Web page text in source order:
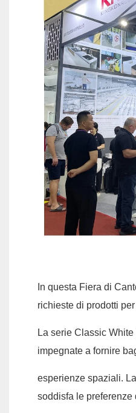
In questa Fiera di
richieste di prodotti
La serie Classic
impegnate a fornire
esperienze spaziali.
soddisfa le